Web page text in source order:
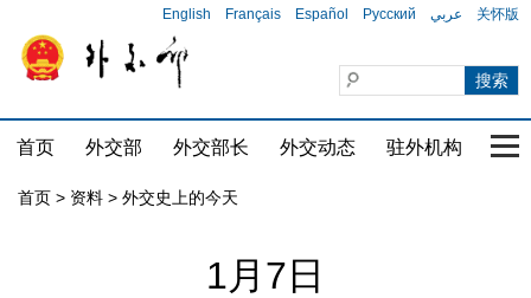
English Français Español Русский عربي 关怀版
首页 外交部 外交部长 外交动态 驻外机构 国
首页 > 资料 > 外交史上的今天
1月7日